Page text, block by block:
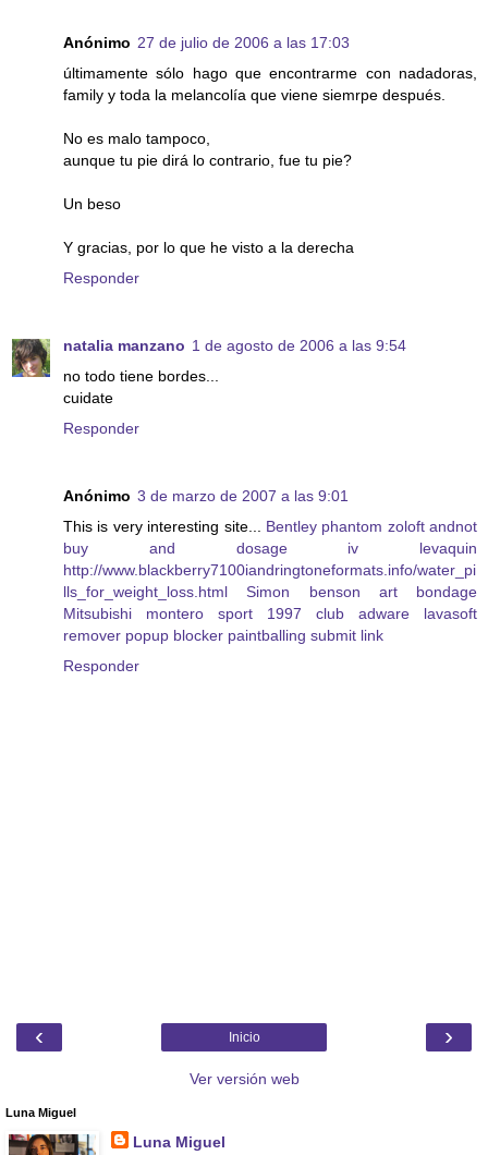
Anónimo 27 de julio de 2006 a las 17:03
últimamente sólo hago que encontrarme con nadadoras,
family y toda la melancolía que viene siemrpe después.
No es malo tampoco,
aunque tu pie dirá lo contrario, fue tu pie?
Un beso
Y gracias, por lo que he visto a la derecha
Responder
natalia manzano 1 de agosto de 2006 a las 9:54
no todo tiene bordes...
cuidate
Responder
Anónimo 3 de marzo de 2007 a las 9:01
This is very interesting site... Bentley phantom zoloft andnot
buy and dosage
iv levaquin
http://www.blackberry7100iandringtoneformats.info/water_pi
lls_for_weight_loss.html
Simon benson art bondage
Mitsubishi montero sport 1997 club
adware lavasoft
remover popup blocker paintballing submit link
Responder
‹ ›
Inicio
Ver versión web
Luna Miguel
Luna Miguel